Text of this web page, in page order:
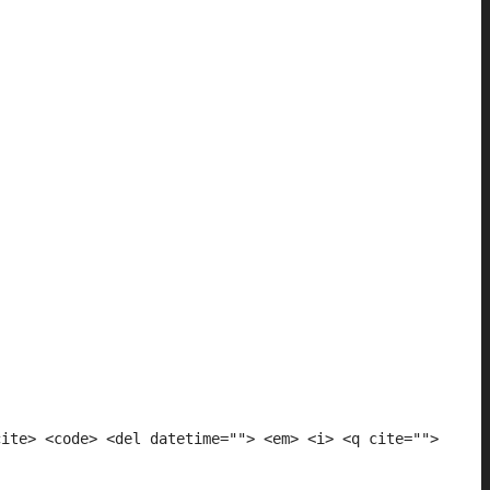
<code> <del datetime=""> <em> <i> <q cite="">